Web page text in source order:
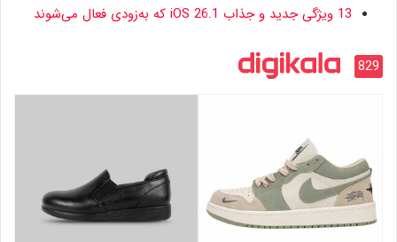
13 ویژگی جدید و جذاب iOS 26.1 که به‌زودی فعال می‌شوند
829